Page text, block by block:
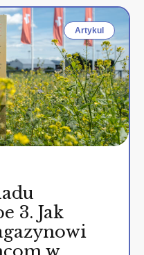
Artykul
3. Jak